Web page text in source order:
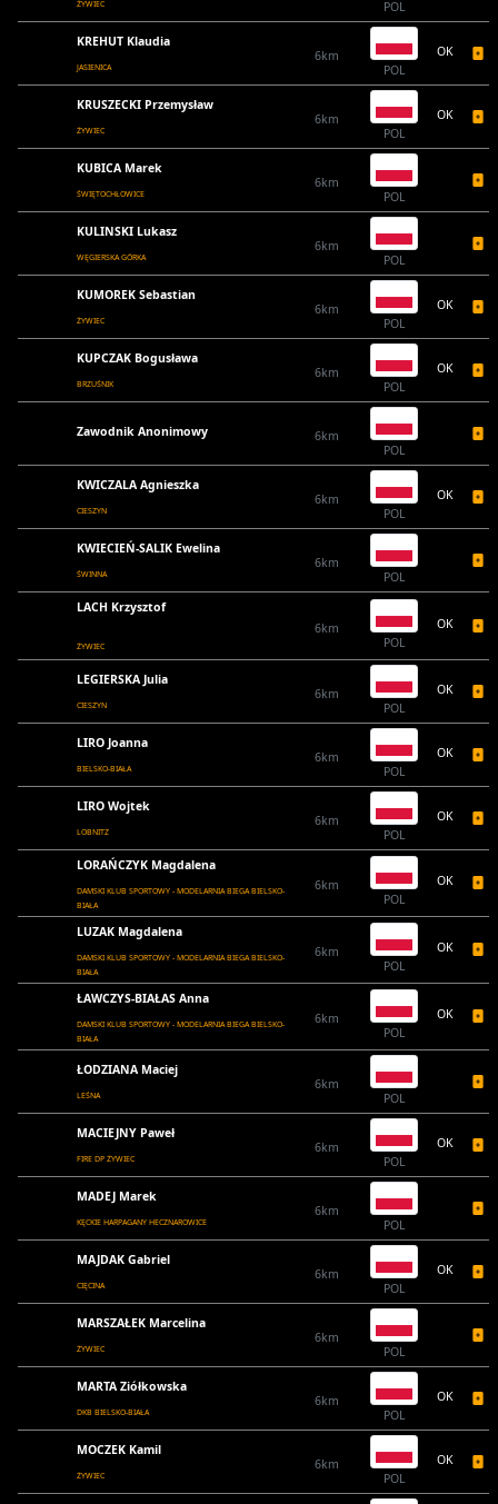
ŻYWIEC
POL
KREHUT Klaudia
JASIENICA
6km
POL
OK
KRUSZECKI Przemysław
ŻYWIEC
6km
POL
OK
KUBICA Marek
ŚWIĘTOCHŁOWICE
6km
POL
KULINSKI Lukasz
WĘGIERSKA GÓRKA
6km
POL
KUMOREK Sebastian
ŻYWIEC
6km
POL
OK
KUPCZAK Bogusława
BRZUŚNIK
6km
POL
OK
Zawodnik Anonimowy
6km
POL
KWICZALA Agnieszka
CIESZYN
6km
POL
OK
KWIECIEŃ-SALIK Ewelina
ŚWINNA
6km
POL
LACH Krzysztof
ŻYWIEC
6km
POL
OK
LEGIERSKA Julia
CIESZYN
6km
POL
OK
LIRO Joanna
BIELSKO-BIAŁA
6km
POL
OK
LIRO Wojtek
LOBNITZ
6km
POL
OK
LORAŃCZYK Magdalena
DAMSKI KLUB SPORTOWY - MODELARNIA BIEGA BIELSKO-
BIAŁA
6km
POL
OK
LUZAK Magdalena
DAMSKI KLUB SPORTOWY - MODELARNIA BIEGA BIELSKO-
BIAŁA
6km
POL
OK
ŁAWCZYS-BIAŁAS Anna
DAMSKI KLUB SPORTOWY - MODELARNIA BIEGA BIELSKO-
BIAŁA
6km
POL
OK
ŁODZIANA Maciej
LEŚNA
6km
POL
MACIEJNY Paweł
FIRE DP ŻYWIEC
6km
POL
OK
MADEJ Marek
KĘCKIE HARPAGANY HECZNAROWICE
6km
POL
MAJDAK Gabriel
CIĘCINA
6km
POL
OK
MARSZAŁEK Marcelina
ŻYWIEC
6km
POL
MARTA Ziółkowska
DKB BIELSKO-BIAŁA
6km
POL
OK
MOCZEK Kamil
ŻYWIEC
6km
POL
OK